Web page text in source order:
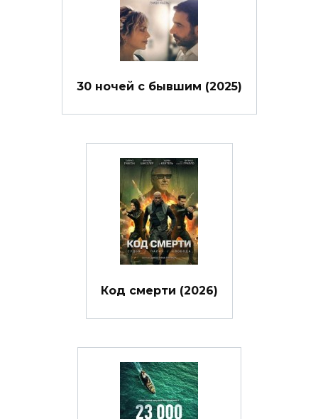
30 ночей с бывшим (2025)
Код смерти (2026)